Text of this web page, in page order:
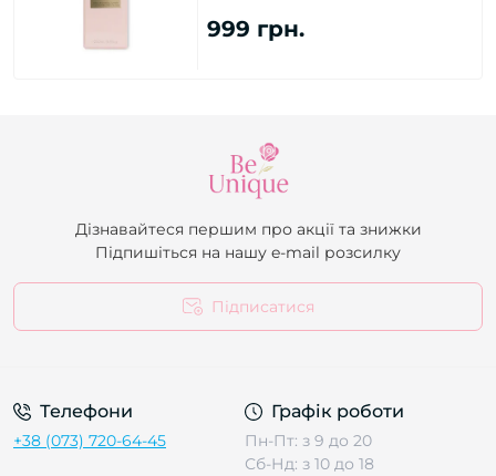
999 грн.
Дізнавайтеся першим про акції та знижки
Підпишіться на нашу e-mail розсилку
Підписатися
Телефони
+38 (073) 720-64-45
Графік роботи
Пн-Пт: з 9 до 20
Сб-Нд: з 10 до 18